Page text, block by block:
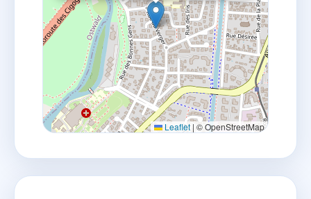
Leaflet | © OpenStreetMap